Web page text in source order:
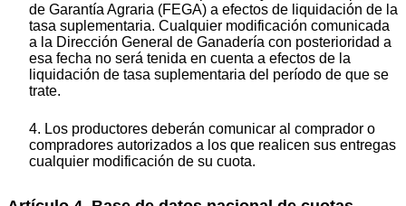
de Garantía Agraria (FEGA) a efectos de liquidación de la
tasa suplementaria. Cualquier modificación comunicada
a la Dirección General de Ganadería con posterioridad a
esa fecha no será tenida en cuenta a efectos de la
liquidación de tasa suplementaria del período de que se
trate.
4. Los productores deberán comunicar al comprador o
compradores autorizados a los que realicen sus entregas
cualquier modificación de su cuota.